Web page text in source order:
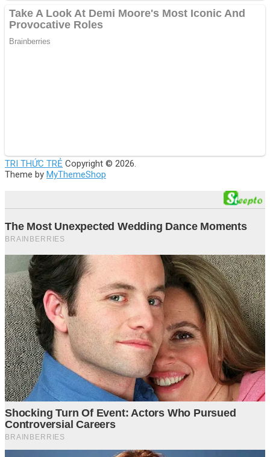
TRI THỨC TRẺ Copyright © 2026.
Theme by MyThemeShop